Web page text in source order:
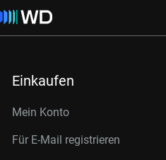
Einkaufen
Mein Konto
Für E-Mail registrieren